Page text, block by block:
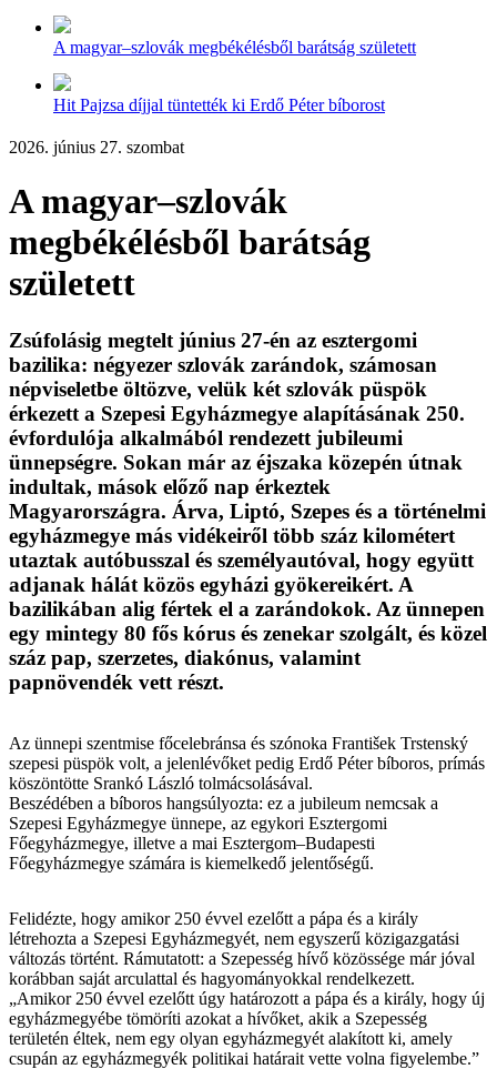
A magyar–szlovák megbékélésből barátság született
Hit Pajzsa díjjal tüntették ki Erdő Péter bíborost
2026. június 27. szombat
A magyar–szlovák
megbékélésből barátság
született
Zsúfolásig megtelt június 27-én az esztergomi
bazilika: négyezer szlovák zarándok, számosan
népviseletbe öltözve, velük két szlovák püspök
érkezett a Szepesi Egyházmegye alapításának 250.
évfordulója alkalmából rendezett jubileumi
ünnepségre. Sokan már az éjszaka közepén útnak
indultak, mások előző nap érkeztek
Magyarországra. Árva, Liptó, Szepes és a történelmi
egyházmegye más vidékeiről több száz kilométert
utaztak autóbusszal és személyautóval, hogy együtt
adjanak hálát közös egyházi gyökereikért. A
bazilikában alig fértek el a zarándokok. Az ünnepen
egy mintegy 80 fős kórus és zenekar szolgált, és közel
száz pap, szerzetes, diakónus, valamint
papnövendék vett részt.
Az ünnepi szentmise főcelebránsa és szónoka František Trstenský
szepesi püspök volt, a jelenlévőket pedig Erdő Péter bíboros, prímás
köszöntötte Srankó László tolmácsolásával.
Beszédében a bíboros hangsúlyozta: ez a jubileum nemcsak a
Szepesi Egyházmegye ünnepe, az egykori Esztergomi
Főegyházmegye, illetve a mai Esztergom–Budapesti
Főegyházmegye számára is kiemelkedő jelentőségű.
Felidézte, hogy amikor 250 évvel ezelőtt a pápa és a király
létrehozta a Szepesi Egyházmegyét, nem egyszerű közigazgatási
változás történt. Rámutatott: a Szepesség hívő közössége már jóval
korábban saját arculattal és hagyományokkal rendelkezett.
„Amikor 250 évvel ezelőtt úgy határozott a pápa és a király, hogy új
egyházmegyébe tömöríti azokat a hívőket, akik a Szepesség
területén éltek, nem egy olyan egyházmegyét alakított ki, amely
csupán az egyházmegyék politikai határait vette volna figyelembe.”